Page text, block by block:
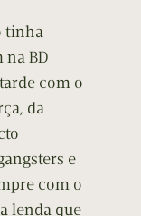
tinha
na BD
com o
da
e
com o
lenda que